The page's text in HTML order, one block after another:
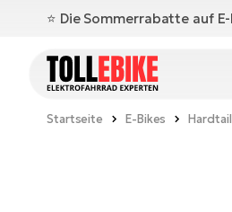
⭐️ Die Sommerrabatte auf
Startseite E-Bikes